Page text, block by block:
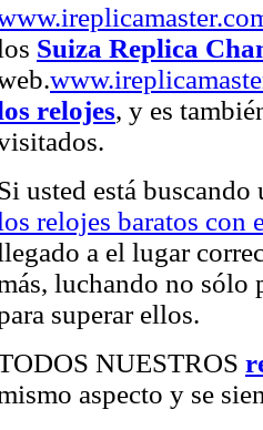
Suiza Replica
relojes, y es
usted está
relojes baratos con
a el lugar
luchando no sólo
superar ellos.
NUESTROS
aspecto y se